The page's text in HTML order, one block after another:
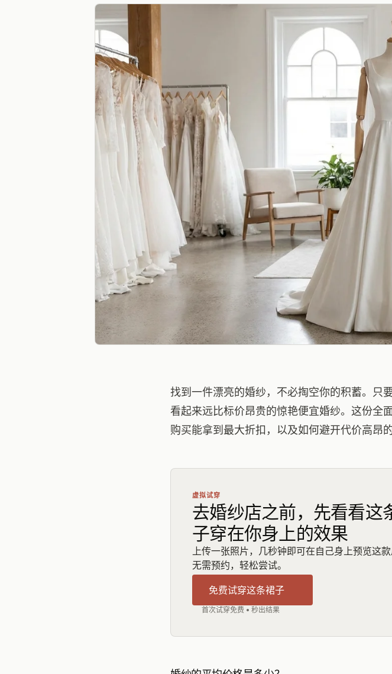
找到一件漂亮的婚纱，不必掏空你的积蓄。只
看起来远比标价昂贵的惊艳便宜婚纱。这份全
购买能拿到最大折扣，以及如何避开代价高昂的
虚拟试穿
去婚纱店之前，先看看这
子穿在你身上的效果
上传一张照片，几秒钟即可在自己身上预览这款
无需预约，轻松尝试。
免费试穿这条裙子
首次试穿免费 • 秒出结果